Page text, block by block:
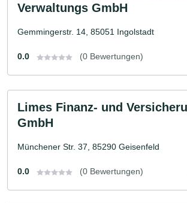
Verwaltungs GmbH
Gemmingerstr. 14, 85051 Ingolstadt
0.0 (0 Bewertungen)
Limes Finanz- und
GmbH
Münchener Str. 37, 85290 Geisenfeld
0.0 (0 Bewertungen)